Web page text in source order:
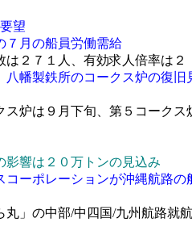
望
７月の船員労働需給
は２７１人、有効求人倍率は２
八幡製鉄所のコークス炉の復旧
ス炉は９月下旬、第５コークス
影響は２０万トンの見込み
コーポレーションが沖縄航路の
丸」の中部/中四国/九州航路就